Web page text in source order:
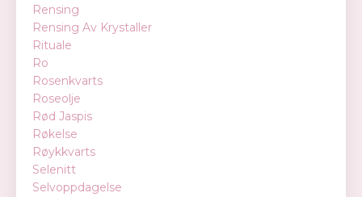
Rensing
Rensing Av Krystaller
Rituale
Ro
Rosenkvarts
Roseolje
Rød Jaspis
Røkelse
Røykkvarts
Selenitt
Selvoppdagelse